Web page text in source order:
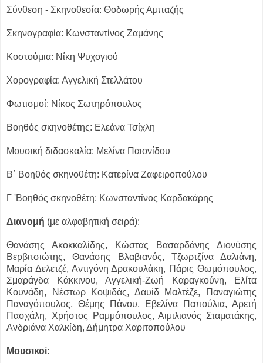
Σύνθεση - Σκηνοθεσία: Θοδωρής Αμπαζής
Σκηνογραφία: Κωνσταντίνος Ζαμάνης
Κοστούμια: Νίκη Ψυχογιού
Χορογραφία: Αγγελική Στελλάτου
Φωτισμοί: Nίκος Σωτηρόπουλος
Βοηθός σκηνοθέτης: Ελεάνα Τσίχλη
Μουσική διδασκαλία: Μελίνα Παιονίδου
Β΄ Βοηθός σκηνοθέτη: Κατερίνα Ζαφειροπούλου
Γ 'Βοηθός σκηνοθέτη: Κωνσταντίνος Καρδακάρης
Διανομή (με αλφαβητική σειρά):
Θανάσης Ακοκκαλίδης, Κώστας Βασαρδάνης Διονύσης
Βερβιτσιώτης, Θανάσης Βλαβιανός, Τζωρτζίνα Δαλιάνη,
Μαρία Δελετζέ, Αντιγόνη Δρακουλάκη, Πάρις Θωμόπουλος,
Σμαράγδα Κάκκινου, Αγγελική-Ζωή Καραγκούνη, Ελίτα
Κουνάδη, Νέστωρ Κοψιδάς, Δαυίδ Μαλτέζε, Παναγιώτης
Παναγόπουλος, Θέμης Πάνου, Εβελίνα Παπούλια, Αρετή
Πασχάλη, Χρήστος Ραμμόπουλος, Αιμιλιανός Σταματάκης,
Ανδριάνα Χαλκίδη, Δήμητρα Χαριτοπούλου
Μουσικοί: